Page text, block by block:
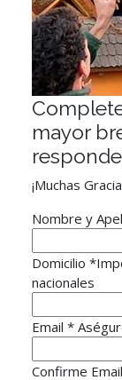
mayor
¡Muchas
Nombre y
Domicilio *
nacionales
Email *
Confirme Email